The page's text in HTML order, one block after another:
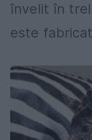
învelit în
este